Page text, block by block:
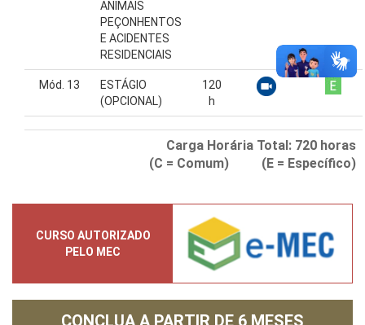
ANIMAIS
PEÇONHENTOS
E ACIDENTES
RESIDENCIAIS
Mód. 13
ESTÁGIO
(OPCIONAL)
120
h
Carga Horária Total: 720 horas
(C = Comum) (E = Específico)
CURSO AUTORIZADO
PELO MEC
CONCLUA A PARTIR DE 6 MESES